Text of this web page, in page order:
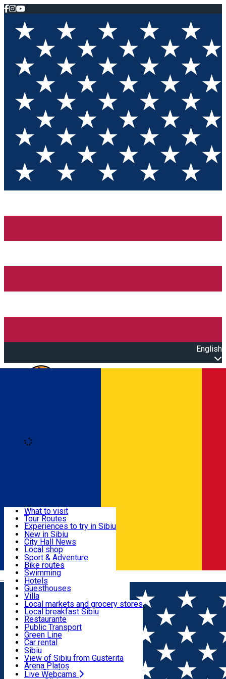
English
Română
Useful info
Activities & Adventure
Accommodation
Food, Drinks & Nightlife
Transport & Parking
Live Webcams
What to visit
Tour Routes
Experiences to try in Sibiu
Podcast
Culture
Museums
Churches
Parks, Zoo
County of Sibiu
New in Sibiu
City Hall News
Local shop
Sibiu artisans
Sibiul Verde
Public services
Education
How do I get to Sibiu
Tourist Info
Tour Guides
Guided tours
Publicații locale
Beauty salons
Sport & Adventure
Bike routes
Swimming
Riding
Indoor activities
Loc de joacă indoor
Loc de joacă outdoor
Ski
Ice skating
Yoga
Hotels
Guesthouses
Villa
Hostels
Motel
Camping
Renting rooms
Rooms for rent
Accommodation outside Sibiu
Local markets and grocery stores
Local breakfast Sibiu
Restaurante
Pizza
Fast Food
Coffee
Sweets
Pub, Bar
Night clubs
Bakeries
Public Transport
Green Line
Car rental
Rent a bike
Scooter rentals
Taxi
Ride Sharing
Sibiu
View of Sibiu from Gusterita
Arena Platoș
Live Webcams